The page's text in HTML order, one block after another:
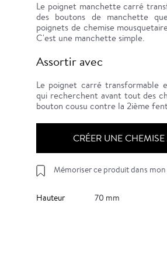
Le poignet manchette carré
des boutons de manchette
poignets de chemise
C'est une manchette simple.
Assortir avec
Le poignet carré transformable
qui recherchent avant tout des
bouton cousu contre la 2ième
CRÉER UNE
Mémoriser ce produit dans
Hauteur 70 mm